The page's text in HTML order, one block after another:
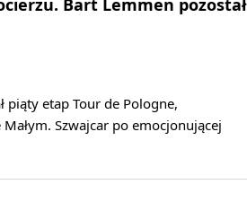
Bart Lemmen pozostał
piąty etap Tour de Pologne,
Szwajcar po emocjonującej